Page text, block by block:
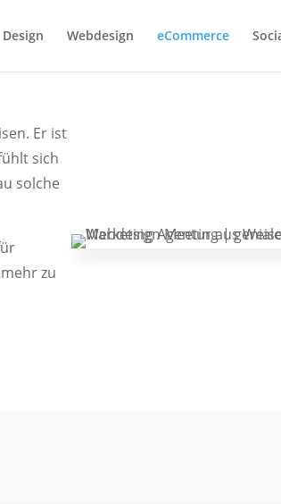
Design Webdesign eCommerce
Er ist
sich
solche
zu